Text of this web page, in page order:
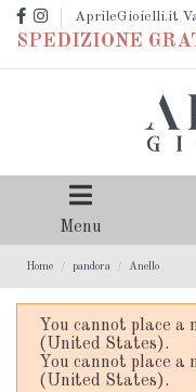
AprileGioielli.it
SPEDIZIONE
Menu
Home pandora Anello
You cannot place a
(United States).
You cannot place a
(United States).